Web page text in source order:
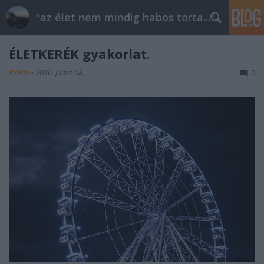
"az élet nem mindig habos torta..."
ÉLETKERÉK gyakorlat.
RiaRia • 2026. július 08. 0